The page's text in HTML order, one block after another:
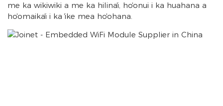
me ka wikiwiki a me ka hilinaʻi, hoʻonui i ka huahana a
hoʻomaikaʻi i ka ʻike mea hoʻohana.